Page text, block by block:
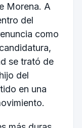
Morena. A
del
como
se trató de
del
en una